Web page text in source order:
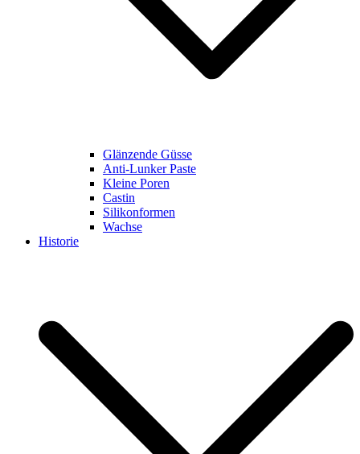
Glänzende Güsse
Anti-Lunker Paste
Kleine Poren
Castin
Silikonformen
Wachse
Historie